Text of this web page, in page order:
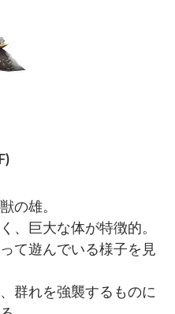
の雄。
、巨大な体が特徴的。
て遊んでいる様子を見
群れを強襲するものに